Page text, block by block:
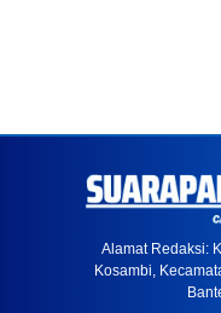
Alamat Redaksi:
Kosambi,